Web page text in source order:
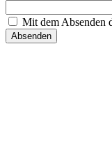
Mit dem Absenden
Absenden